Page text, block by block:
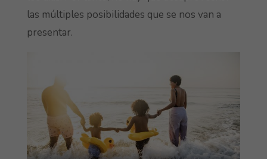
las múltiples posibilidades que se nos van a
presentar.